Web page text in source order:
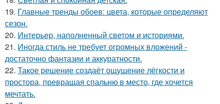
19. Главные тренды обоев: цвета, которые определяют
сезон.
20. Интерьер, наполненный светом и историями.
21. Иногда стиль не требует огромных вложений -
достаточно фантазии и аккуратности.
22. Такое решение создаёт ощущение лёгкости и
простора, превращая спальню в место, где хочется
мечтать.